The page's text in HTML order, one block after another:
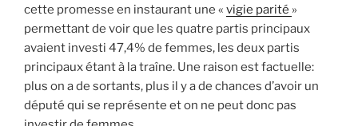
cette promesse en instaurant une « vigie parité »
permettant de voir que les quatre partis principaux
avaient investi 47,4% de femmes, les deux partis
principaux étant à la traîne. Une raison est factuelle:
plus on a de sortants, plus il y a de chances d’avoir un
député qui se représente et on ne peut donc pas